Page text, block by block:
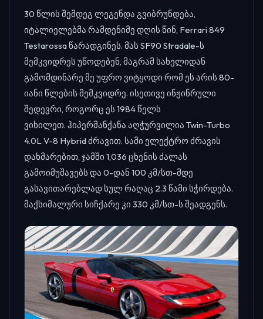
30 წლის შემდეგ ლეგენდა გვიბრუნდება,
იტალიელებმა რამდენიმე დღის წინ, Ferrari 849
Testarossa წარადგინეს. მას SF90 Stradale-ს
მემკვიდრეს უწოდებენ, მაგრამ სახელიდან
გამომდინარე მე უფრო ვიტყოდი რომ ეს არის 80-
იანი წლების მემკვიდრე. ისეთივე ინჟინრული
შედევრი, როგორც ეს 1984 წელს
ვიხილეთ. ჰიპერმანქანა აღჭურვილია Twin-Turbo
4.0L V-8 Hybrid ძრავით. სამი ელექტრო ძრავის
დახმარებით, ჯამში 1,036 ცხენის ძალას
გამოიმუშავებს და 0-დან 100 კმ/სთ-მდე
გასავითარებლად სულ რაღაც 2.3 წამი სჭირდება.
მაქსიმალური სიჩქარე კი 330 კმ/სთ-ს შეადგენს.